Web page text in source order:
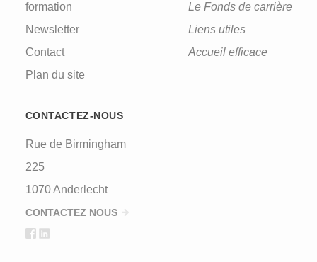
formation
Newsletter
Contact
Plan du site
Le Fonds de carrière
Liens utiles
Accueil efficace
CONTACTEZ-NOUS
Rue de Birmingham
225
1070 Anderlecht
CONTACTEZ NOUS